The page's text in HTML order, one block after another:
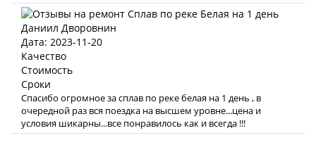
Даниил Дворовнин
Дата: 2023-11-20
Качество
Стоимость
Сроки
Спасибо огромное за сплав по реке белая на 1 день , в
очередной раз вся поездка на высшем уровне...цена и
условия шикарны...все понравилось как и всегда !!!